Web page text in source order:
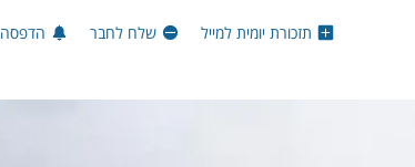
תזכורת יומית למייל שלח לחבר הדפסה